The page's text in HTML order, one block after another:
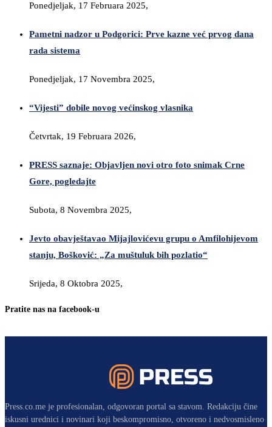
Ponedjeljak, 17 Februara 2025,
Pametni nadzor u Podgorici: Prve kazne već prvog dana
rada sistema
Ponedjeljak, 17 Novembra 2025,
“Vijesti” dobile novog većinskog vlasnika
Četvrtak, 19 Februara 2026,
PRESS saznaje: Objavljen novi otro foto snimak Crne
Gore, pogledajte
Subota, 8 Novembra 2025,
Jevto obavještavao Mijajlovićevu grupu o Amfilohijevom
stanju, Bošković: „Za muštuluk bih pozlatio“
Srijeda, 8 Oktobra 2025,
Pratite nas na facebook-u
Press.co.me je profesionalan, odgovoran portal sa stavom. Redakciju čine
iskusni urednici i novinari koji beskompromisno, otvoreno i nedvosmisleno